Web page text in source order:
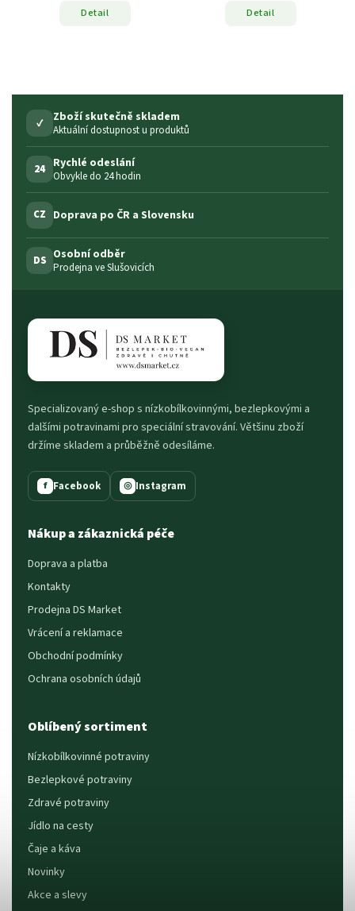
Detail Detail
✓ Zboží skutečně skladem
Aktuální dostupnost u produktů
24 Rychlé odeslání
Obvykle do 24 hodin
CZ Doprava po ČR a Slovensku
DS Osobní odběr
Prodejna ve Slušovicích
Specializovaný e-shop s nízkobílkovinnými, bezlepkovými a
dalšími potravinami pro speciální stravování. Většinu zboží
držíme skladem a průběžně odesíláme.
f Facebook ◎ Instagram
Nákup a zákaznická péče
Doprava a platba
Kontakty
Prodejna DS Market
Vrácení a reklamace
Obchodní podmínky
Ochrana osobních údajů
Oblíbený sortiment
Nízkobílkovinné potraviny
Bezlepkové potraviny
Zdravé potraviny
Jídlo na cesty
Čaje a káva
Novinky
Akce a slevy